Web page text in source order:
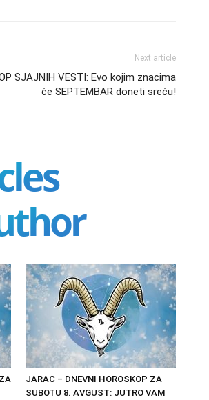
Next article
SJAJNIH VESTI: Evo kojim znacima
će SEPTEMBAR doneti sreću!
JARAC – DNEVNI HOROSKOP ZA
SUBOTU 8. AVGUST: JUTRO VAM